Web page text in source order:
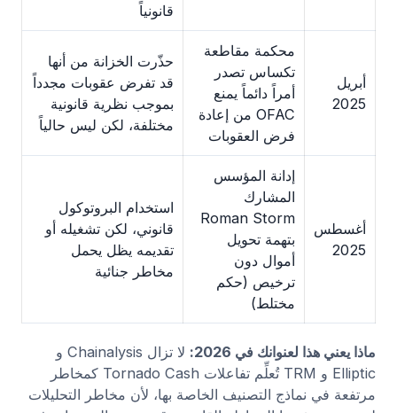
قانونياً
أبريل
2025
محكمة مقاطعة
تكساس تصدر
أمراً دائماً يمنع
OFAC من إعادة
فرض العقوبات
حذّرت الخزانة من أنها
قد تفرض عقوبات مجدداً
بموجب نظرية قانونية
مختلفة، لكن ليس حالياً
أغسطس
2025
إدانة المؤسس
المشارك
Roman Storm
بتهمة تحويل
أموال دون
ترخيص (حكم
مختلط)
استخدام البروتوكول
قانوني، لكن تشغيله أو
تقديمه يظل يحمل
مخاطر جنائية
ماذا يعني هذا لعنوانك في 2026:
لا تزال Chainalysis و
Elliptic و TRM تُعلِّم تفاعلات Tornado Cash كمخاطر
مرتفعة في نماذج التصنيف الخاصة بها، لأن مخاطر التحليلات